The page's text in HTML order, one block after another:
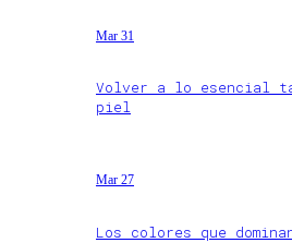
Mar 31
Volver a lo esencial
piel
Mar 27
Los colores que